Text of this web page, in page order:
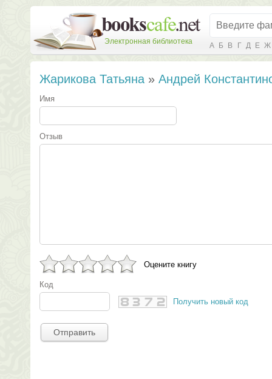
Электронная библиотека А Б В Г Д Е Ж
Жарикова Татьяна » Андрей
Имя
Отзыв
Оцените книгу
Код
Получить новый код
Отправить